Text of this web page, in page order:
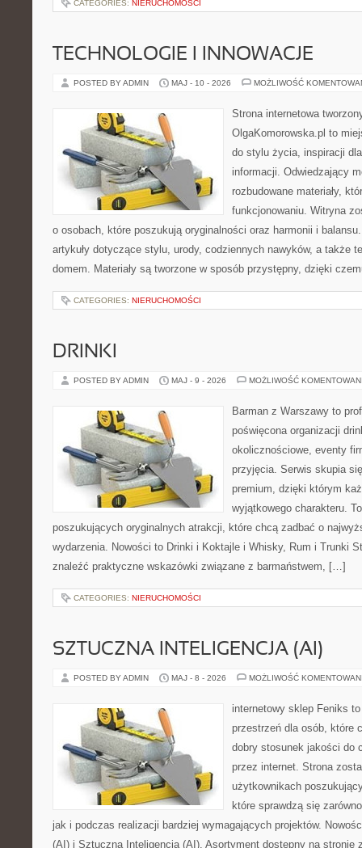
CATEGORIES: NIERUCHOMOŚCI
TECHNOLOGIE I INNOWACJE
POSTED BY ADMIN MAJ - 10 - 2026 MOŻLIWOŚĆ
Strona internetowa
OlgaKomorowska.pl to
do stylu życia, inspiracji
informacji. Odwiedzający
rozbudowane materiały,
funkcjonowaniu. Witryna
o osobach, które poszukują oryginalności oraz harmonii i
artykuły dotyczące stylu, urody, codziennych nawyków, a także
domem. Materiały są tworzone w sposób przystępny, dzięki
CATEGORIES: NIERUCHOMOŚCI
DRINKI
POSTED BY ADMIN MAJ - 9 - 2026 MOŻLIWOŚĆ
Barman z Warszawy to
poświęcona organizacji
okolicznościowe, eventy
przyjęcia. Serwis skupia
premium, dzięki którym
wyjątkowego charakteru.
poszukujących oryginalnych atrakcji, które chcą zadbać o
wydarzenia. Nowości to Drinki i Koktajle i Whisky, Rum i Trunki
znaleźć praktyczne wskazówki związane z barmaństwem, […]
CATEGORIES: NIERUCHOMOŚCI
SZTUCZNA INTELIGENCJA (AI)
POSTED BY ADMIN MAJ - 8 - 2026 MOŻLIWOŚĆ
internetowy sklep Feniks
przestrzeń dla osób, które
dobry stosunek jakości do
przez internet. Strona
użytkownikach
które sprawdzą się
jak i podczas realizacji bardziej wymagających projektów.
(AI) i Sztuczna Inteligencja (AI). Asortyment dostępny na stronie